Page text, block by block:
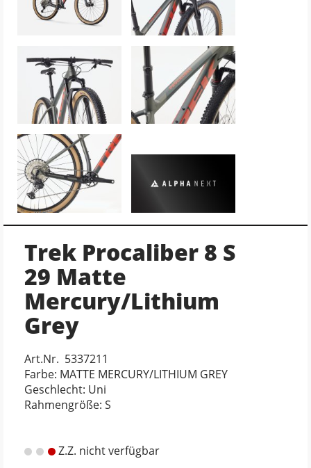
Trek Procaliber 8 S
29 Matte
Mercury/Lithium
Grey
Art.Nr. 5337211
Farbe: MATTE MERCURY/LITHIUM GREY
Geschlecht: Uni
Rahmengröße: S
Z.Z. nicht verfügbar